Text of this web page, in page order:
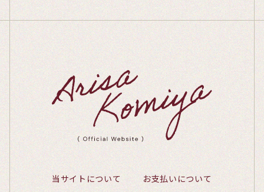
当サイトについて お支払いについて